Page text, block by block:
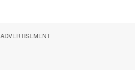
ADVERTISEMENT